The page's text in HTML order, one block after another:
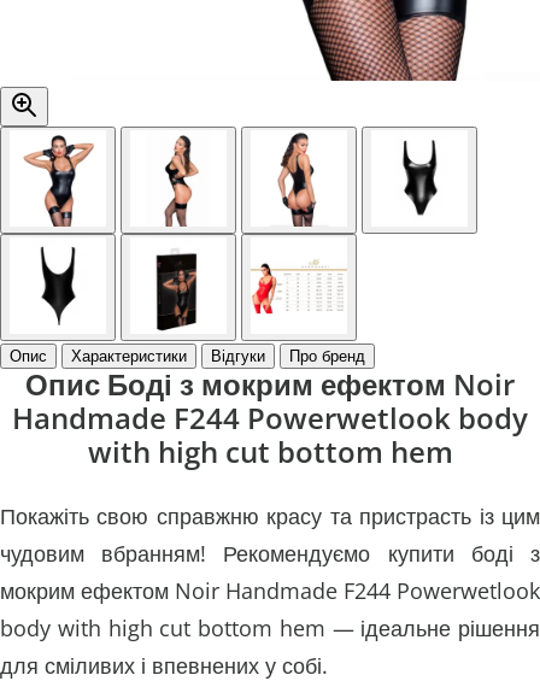
Опис Характеристики Відгуки Про бренд
Опис Боді з мокрим ефектом Noir
Handmade F244 Powerwetlook body
with high cut bottom hem
Покажіть свою справжню красу та пристрасть із цим
чудовим вбранням! Рекомендуємо купити боді з
мокрим ефектом Noir Handmade F244 Powerwetlook
body with high cut bottom hem — ідеальне рішення
для сміливих і впевнених у собі.